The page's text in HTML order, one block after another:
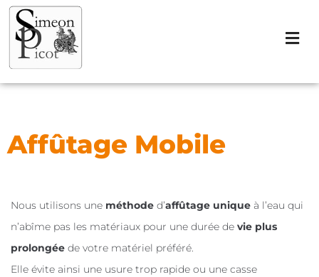
Affûtage Mobile
Nous utilisons une méthode d’affûtage unique à l’eau qui
n’abîme pas les matériaux pour une durée de vie plus
prolongée de votre matériel préféré.
Elle évite ainsi une usure trop rapide ou une casse